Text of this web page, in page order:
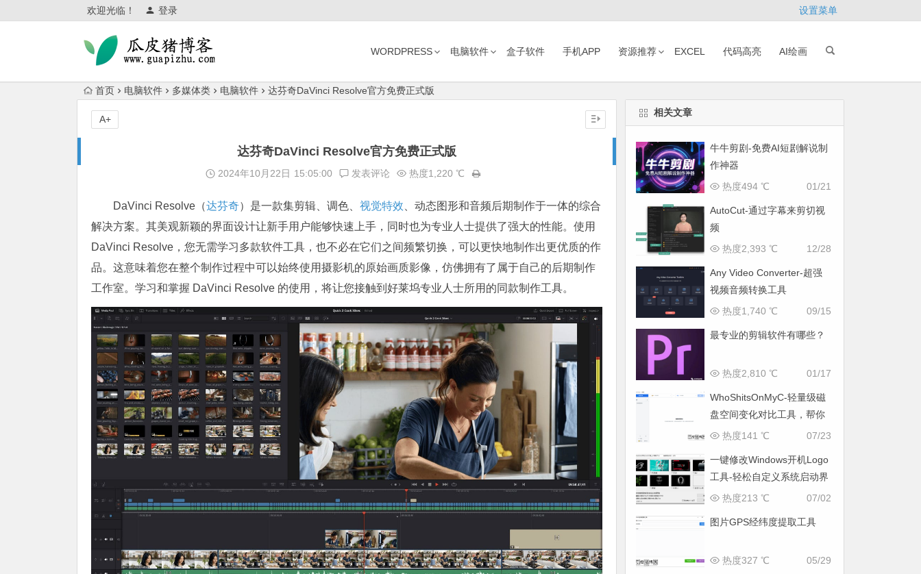
欢迎光临！ 登录 设置菜单
WORDPRESS 电脑软件 盒子软件 手机APP 资源推荐 EXCEL 代码高亮 AI绘画
首页 电脑软件 多媒体类 电脑软件 达芬奇DaVinci Resolve官方免费正式版
达芬奇DaVinci Resolve官方免费正式版
2024年10月22日 15:05:00 发表评论 热度1,220 ℃
DaVinci Resolve（达芬奇）是一款集剪辑、调色、 视觉特效 、动态图形和音频后期制作于一体的综合
解决方案。其美观新颖的界面设计让新手用户能够快速上手，同时也为专业人士提供了强大的性能。使用
DaVinci Resolve，您无需学习多款软件工具，也不必在它们之间频繁切换，可以更快地制作出更优质的作
品。这意味着您在整个制作过程中可以始终使用摄影机的原始画质影像，仿佛拥有了属于自己的后期制作
工作室。学习和掌握 DaVinci Resolve 的使用，将让您接触到好莱坞专业人士所用的同款制作工具。
A+
相关文章
牛牛剪剧-免费AI短剧解说制
作神器
01/21
热度494 ℃
AutoCut-通过字幕来剪切视
频
12/28
热度2,393 ℃
Any Video Converter-超强
视频音频转换工具
09/15
热度1,740 ℃
最专业的剪辑软件有哪些？
01/17
热度2,810 ℃
WhoShitsOnMyC-轻量级磁
盘空间变化对比工具，帮你
找出“吃掉”空间的罪魁祸首
07/23
热度141 ℃
一键修改Windows开机Logo
工具-轻松自定义系统启动界
面
07/02
热度213 ℃
图片GPS经纬度提取工具
05/29
热度327 ℃